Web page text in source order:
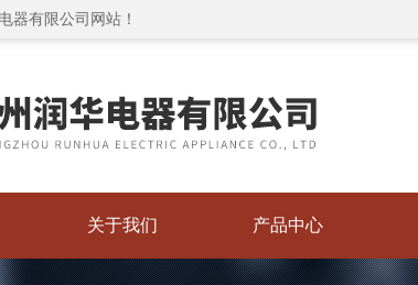
器有限公司网站！
关于我们 产品中心